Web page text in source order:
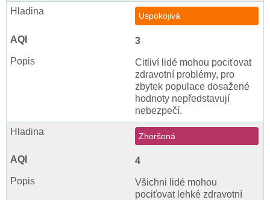
Uspokojivá
3
Citliví lidé mohou pociťovat
zdravotní problémy, pro
zbytek populace dosažené
hodnoty nepředstavují
nebezpečí.
Zhoršená
4
Všichni lidé mohou
pociťovat lehké zdravotní